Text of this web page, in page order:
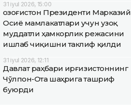
31 iyul 2026, 15:00
Қозоғистон Президенти Марказий
Осиё мамлакатлари учун узоқ
муддатли ҳамкорлик режасини
ишлаб чиқишни таклиф қилди
31 iyul 2026, 12:11
Давлат раҳбари Қирғизистоннинг
Чўлпон-Ота шаҳрига ташриф
буюрди